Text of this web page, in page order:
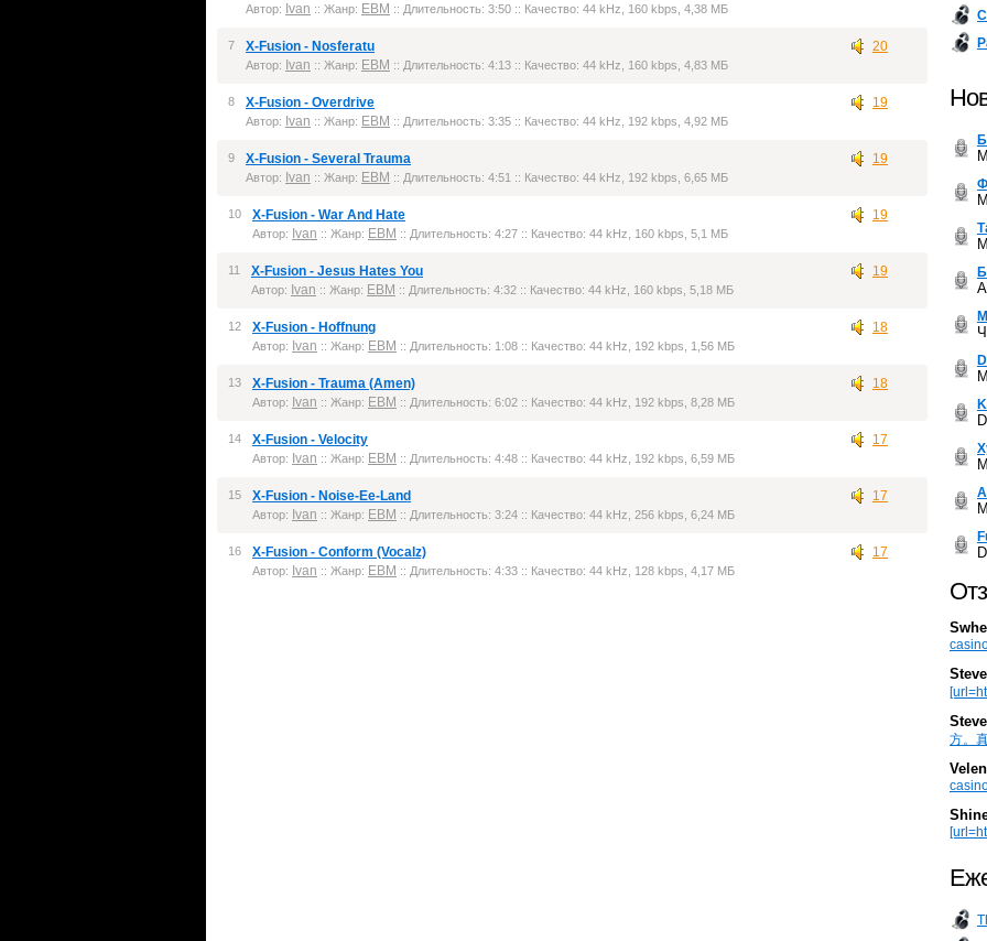
Автор: Ivan :: Жанр: EBM :: Длительность: 3:50 :: Качество: 44 kHz, 160 kbps, 4,38 МБ
20
7 X-Fusion - Nosferatu
Автор: Ivan :: Жанр: EBM :: Длительность: 4:13 :: Качество: 44 kHz, 160 kbps, 4,83 МБ
19
8 X-Fusion - Overdrive
Автор: Ivan :: Жанр: EBM :: Длительность: 3:35 :: Качество: 44 kHz, 192 kbps, 4,92 МБ
19
9 X-Fusion - Several Trauma
Автор: Ivan :: Жанр: EBM :: Длительность: 4:51 :: Качество: 44 kHz, 192 kbps, 6,65 МБ
19
10 X-Fusion - War And Hate
Автор: Ivan :: Жанр: EBM :: Длительность: 4:27 :: Качество: 44 kHz, 160 kbps, 5,1 МБ
19
11 X-Fusion - Jesus Hates You
Автор: Ivan :: Жанр: EBM :: Длительность: 4:32 :: Качество: 44 kHz, 160 kbps, 5,18 МБ
18
12 X-Fusion - Hoffnung
Автор: Ivan :: Жанр: EBM :: Длительность: 1:08 :: Качество: 44 kHz, 192 kbps, 1,56 МБ
18
13 X-Fusion - Trauma (Amen)
Автор: Ivan :: Жанр: EBM :: Длительность: 6:02 :: Качество: 44 kHz, 192 kbps, 8,28 МБ
17
14 X-Fusion - Velocity
Автор: Ivan :: Жанр: EBM :: Длительность: 4:48 :: Качество: 44 kHz, 192 kbps, 6,59 МБ
17
15 X-Fusion - Noise-Ee-Land
Автор: Ivan :: Жанр: EBM :: Длительность: 3:24 :: Качество: 44 kHz, 256 kbps, 6,24 МБ
17
16 X-Fusion - Conform (Vocalz)
Автор: Ivan :: Жанр: EBM :: Длительность: 4:33 :: Качество: 44 kHz, 128 kbps, 4,17 МБ
方。